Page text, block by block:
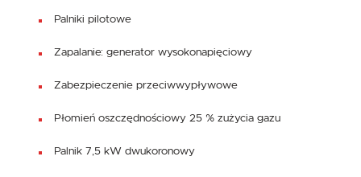
Palniki pilotowe
Zapalanie: generator wysokonapięciowy
Zabezpieczenie przeciwwypływowe
Płomień oszczędnościowy 25 % zużycia gazu
Palnik 7,5 kW dwukoronowy